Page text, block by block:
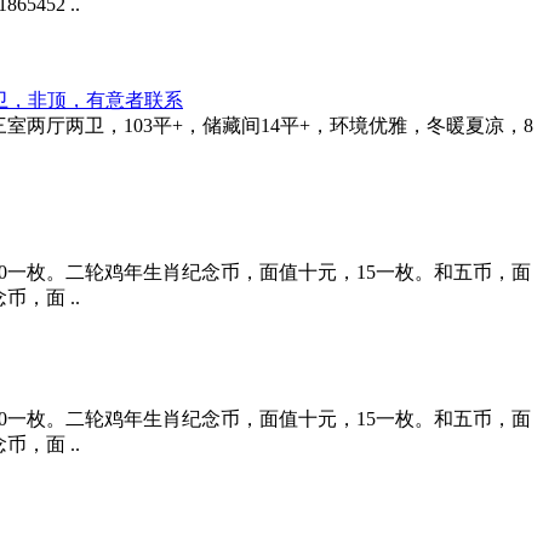
，非顶，有意者联系
两厅两卫，103平+，储藏间14平+，环境优雅，冬暖夏凉，83
枚。二轮鸡年生肖纪念币，面值十元，15一枚。和五币，面
币，面 ..
枚。二轮鸡年生肖纪念币，面值十元，15一枚。和五币，面
币，面 ..